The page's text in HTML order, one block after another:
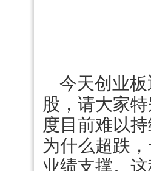
今天创业
股，请大家
度目前难以
为什么超跌
业绩支撑。